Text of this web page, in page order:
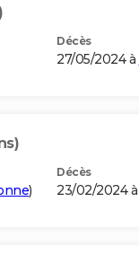
Décès
27/05/2024 à
)
Décès
23/02/2024 à